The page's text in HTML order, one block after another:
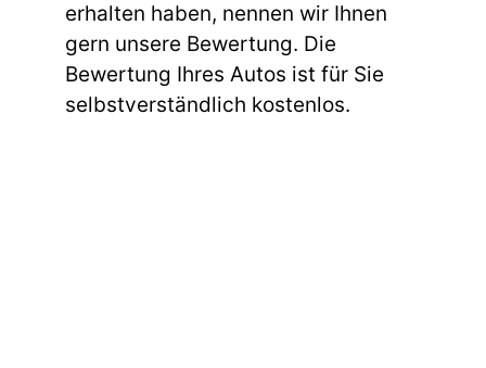
erhalten haben, nennen wir Ihnen
gern unsere Bewertung. Die
Bewertung Ihres Autos ist für Sie
selbstverständlich kostenlos.